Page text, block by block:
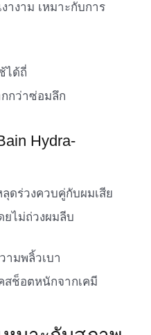
างาม เหมาะกับการ
ได้ถี่
กว่าซ่อมลึก
Hydra-
ดร่วงควบคู่กับผมเสีย
ยไม่ถ่วงผมลีบ
ามพลิ้วเบา
สช็อตหนักจากเคมี